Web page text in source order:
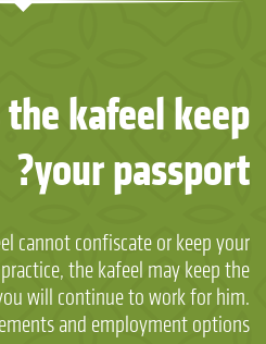
kafeel keep
your passport?
cannot confiscate or keep your
the kafeel may keep the
will continue to work for him.
and employment options.